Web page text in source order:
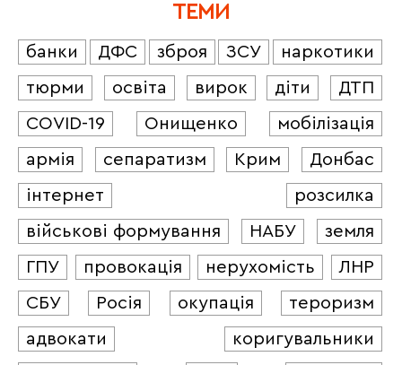
ТЕМИ
банки ДФС зброя ЗСУ
наркотики
тюрми
освіта вирок діти
ДТП
COVID-19
Онищенко
мобілізація
армія
сепаратизм Крим
Донбас
інтернет
розсилка
військові формування
НАБУ
земля
ГПУ
провокація нерухомість
ЛНР
СБУ
Росія окупація
тероризм
адвокати
коригувальники